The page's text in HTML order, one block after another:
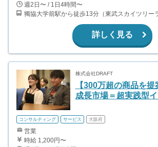
週2日〜 / 1日4時間〜
詳しく見る
株式会社DRAFT
【300万超の商品を
成長市場＝超実践型イ
コンサルティング サービス 大阪府
営業
時給 1,200円〜